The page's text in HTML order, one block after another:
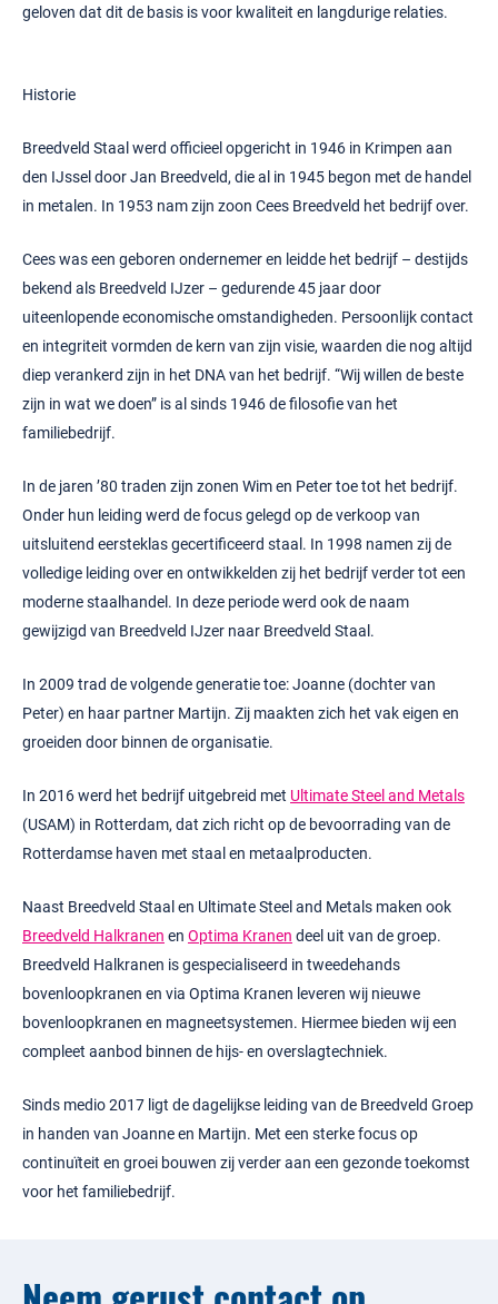
geloven dat dit de basis is voor kwaliteit en langdurige relaties.
Historie
Breedveld Staal werd officieel opgericht in 1946 in Krimpen aan
den IJssel door Jan Breedveld, die al in 1945 begon met de handel
in metalen. In 1953 nam zijn zoon Cees Breedveld het bedrijf over.
Cees was een geboren ondernemer en leidde het bedrijf – destijds
bekend als Breedveld IJzer – gedurende 45 jaar door
uiteenlopende economische omstandigheden. Persoonlijk contact
en integriteit vormden de kern van zijn visie, waarden die nog altijd
diep verankerd zijn in het DNA van het bedrijf. “Wij willen de beste
zijn in wat we doen” is al sinds 1946 de filosofie van het
familiebedrijf.
In de jaren ’80 traden zijn zonen Wim en Peter toe tot het bedrijf.
Onder hun leiding werd de focus gelegd op de verkoop van
uitsluitend eersteklas gecertificeerd staal. In 1998 namen zij de
volledige leiding over en ontwikkelden zij het bedrijf verder tot een
moderne staalhandel. In deze periode werd ook de naam
gewijzigd van Breedveld IJzer naar Breedveld Staal.
In 2009 trad de volgende generatie toe: Joanne (dochter van
Peter) en haar partner Martijn. Zij maakten zich het vak eigen en
groeiden door binnen de organisatie.
In 2016 werd het bedrijf uitgebreid met Ultimate Steel and Metals
(USAM) in Rotterdam, dat zich richt op de bevoorrading van de
Rotterdamse haven met staal en metaalproducten.
Naast Breedveld Staal en Ultimate Steel and Metals maken ook
Breedveld Halkranen en Optima Kranen deel uit van de groep.
Breedveld Halkranen is gespecialiseerd in tweedehands
bovenloopkranen en via Optima Kranen leveren wij nieuwe
bovenloopkranen en magneetsystemen. Hiermee bieden wij een
compleet aanbod binnen de hijs- en overslagtechniek.
Sinds medio 2017 ligt de dagelijkse leiding van de Breedveld Groep
in handen van Joanne en Martijn. Met een sterke focus op
continuïteit en groei bouwen zij verder aan een gezonde toekomst
voor het familiebedrijf.